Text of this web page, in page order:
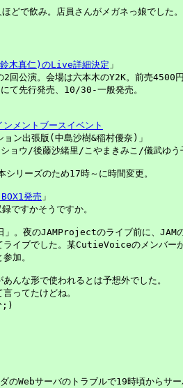
どで飲み。店員さんがメガネっ娘でした。
木真仁)のLive詳細決定 」
演。会場は六本木のY2K。前売4500
行発売、10/30-一般発売。
メントブースイベント
ン出張版(中島沙樹&稲村優奈)」
ョウ/後藤沙緒里/こやまきみこ/儀武ゆ
リーズのため17時～に時間変更。
発売 」
ですかそうですか。
」。夜のJAMProjectのライブ前に、JAM
ライブでした。某CutieVoiceのメンバー
加。
んな形で使われるとは予想外でした。
ってたけどね。
のWebサーバのトラブルで19時頃からサ